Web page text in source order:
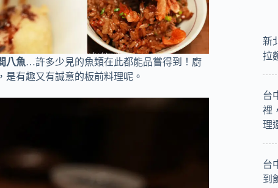
八魚…許多少見的魚類在此都能品嘗得到！廚
有趣又有誠意的板前料理呢。
新
拉
台
裡
理
台
到